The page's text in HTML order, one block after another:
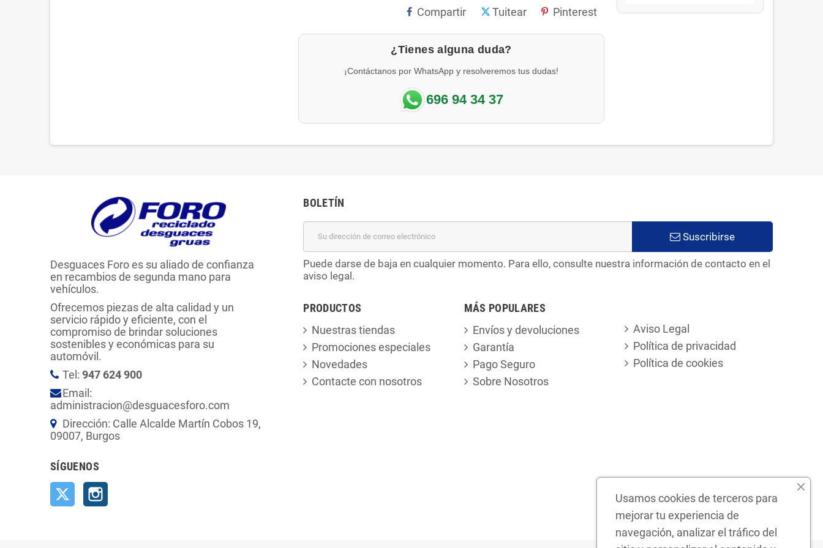
Compartir Tuitear Pinterest
¿Tienes alguna duda?
¡Contáctanos por WhatsApp y resolveremos tus dudas!
696 94 34 37
Desguaces Foro es su aliado de confianza
en recambios de segunda mano para
vehículos.
Ofrecemos piezas de alta calidad y un
servicio rápido y eficiente, con el
compromiso de brindar soluciones
sostenibles y económicas para su
automóvil.
Tel: 947 624 900
Email:
administracion@desguacesforo.com
Dirección: Calle Alcalde Martín Cobos 19,
09007, Burgos
SÍGUENOS
Twitter
BOLETÍN
Suscribirse
Puede darse de baja en cualquier momento. Para ello, consulte nuestra información de contacto en el
aviso legal.
PRODUCTOS
Nuestras tiendas
Promociones especiales
Novedades
Contacte con nosotros
MÁS POPULARES
Envíos y devoluciones
Garantía
Pago Seguro
Sobre Nosotros
Aviso Legal
Política de privacidad
Política de cookies
Usamos cookies de terceros para
mejorar tu experiencia de
navegación, analizar el tráfico del